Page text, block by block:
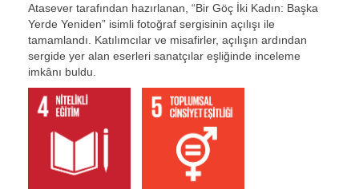
Atasever tarafından hazırlanan, “Bir Göç İki Kadın: Başka
Yerde Yeniden” isimli fotoğraf sergisinin açılışı ile
tamamlandı. Katılımcılar ve misafirler, açılışın ardından
sergide yer alan eserleri sanatçılar eşliğinde inceleme
imkânı buldu.